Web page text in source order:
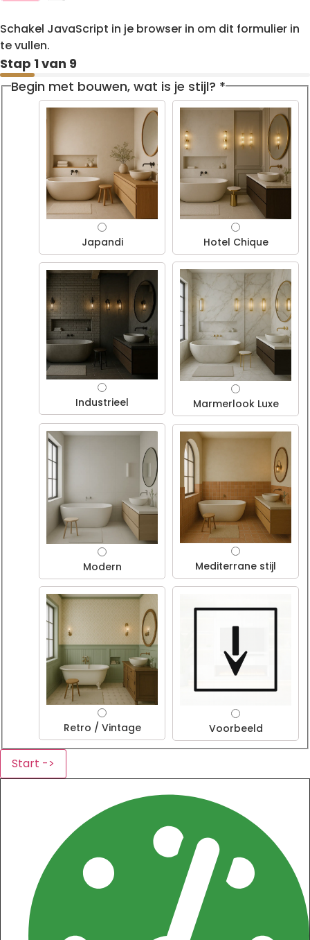
Schakel JavaScript in je browser in om dit formulier in
te vullen.
Stap 1van 9
Begin met bouwen, wat is je stijl? *
Japandi Hotel Chique
Industrieel Marmerlook Luxe
Modern Mediterrane stijl
Retro / Vintage Voorbeeld
Start ->